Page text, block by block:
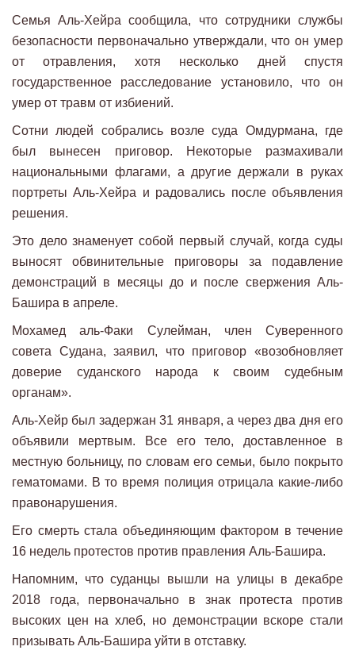
Семья Аль-Хейра сообщила, что сотрудники службы
безопасности первоначально утверждали, что он умер
от отравления, хотя несколько дней спустя
государственное расследование установило, что он
умер от травм от избиений.
Сотни людей собрались возле суда Омдурмана, где
был вынесен приговор. Некоторые размахивали
национальными флагами, а другие держали в руках
портреты Аль-Хейра и радовались после объявления
решения.
Это дело знаменует собой первый случай, когда суды
выносят обвинительные приговоры за подавление
демонстраций в месяцы до и после свержения Аль-
Башира в апреле.
Мохамед аль-Факи Сулейман, член Суверенного
совета Судана, заявил, что приговор «возобновляет
доверие суданского народа к своим судебным
органам».
Аль-Хейр был задержан 31 января, а через два дня его
объявили мертвым. Все его тело, доставленное в
местную больницу, по словам его семьи, было покрыто
гематомами. В то время полиция отрицала какие-либо
правонарушения.
Его смерть стала объединяющим фактором в течение
16 недель протестов против правления Аль-Башира.
Напомним, что суданцы вышли на улицы в декабре
2018 года, первоначально в знак протеста против
высоких цен на хлеб, но демонстрации вскоре стали
призывать Аль-Башира уйти в отставку.